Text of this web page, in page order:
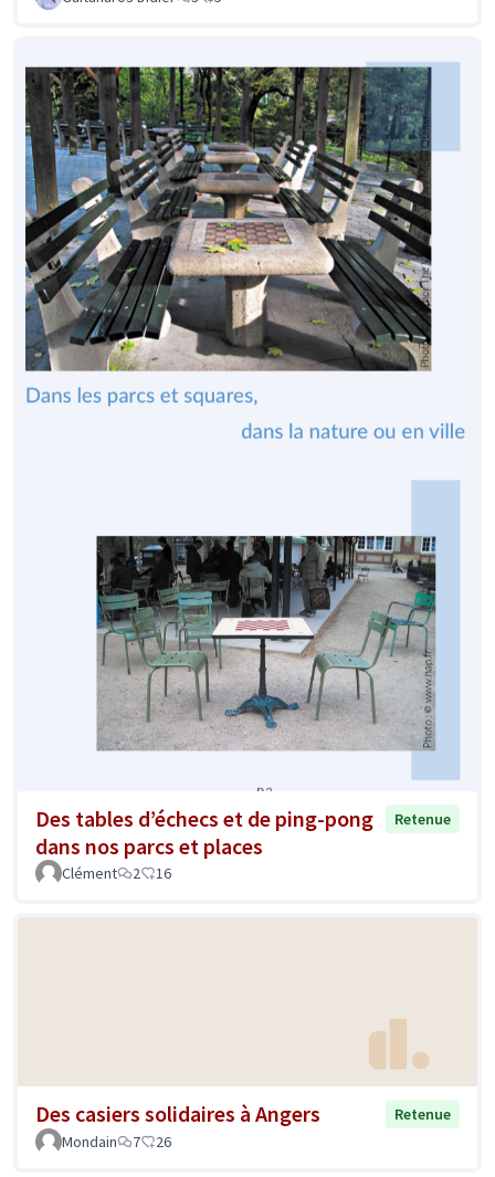
Des tables d’échecs et de ping-pong
dans nos parcs et places
Retenue
Clément 2 16
Des casiers solidaires à Angers
Retenue
Mondain
7 26